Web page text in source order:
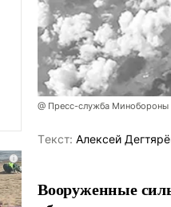
@ Пресс-служба
Tекст: Алексей
Вооруженные